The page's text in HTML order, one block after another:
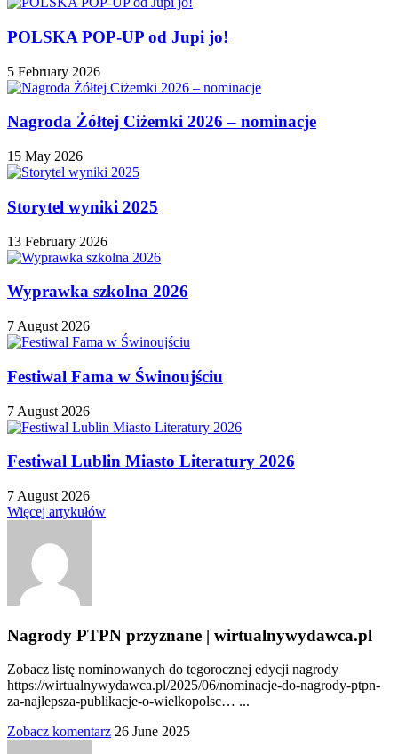
POLSKA POP-UP od Jupi jo!
5 February 2026
Nagroda Żółtej Ciżemki 2026 – nominacje
15 May 2026
Storytel wyniki 2025
13 February 2026
Wyprawka szkolna 2026
7 August 2026
Festiwal Fama w Świnoujściu
7 August 2026
Festiwal Lublin Miasto Literatury 2026
7 August 2026
Więcej artykułów
Nagrody PTPN przyznane | wirtualnywydawca.pl
Zobacz listę nominowanych do tegorocznej edycji nagrody
https://wirtualnywydawca.pl/2025/06/nominacje-do-nagrody-ptpn-
za-najlepsza-publikacje-o-wielkopolsc… ...
Zobacz komentarz 26 June 2025